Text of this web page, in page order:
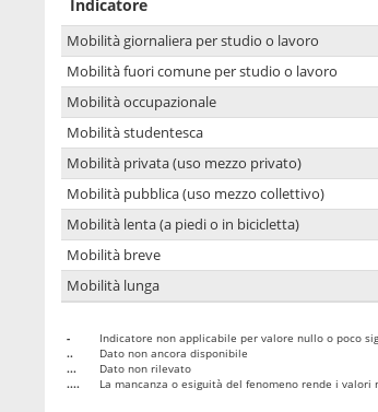
Indicatore
Mobilità giornaliera per studio o lavoro
Mobilità fuori comune per studio o lavoro
Mobilità occupazionale
Mobilità studentesca
Mobilità privata (uso mezzo privato)
Mobilità pubblica (uso mezzo collettivo)
Mobilità lenta (a piedi o in bicicletta)
Mobilità breve
Mobilità lunga
-
Indicatore non applicabile per valore nullo o poco
..
Dato non ancora disponibile
...
Dato non rilevato
....
La mancanza o esiguità del fenomeno rende i valori